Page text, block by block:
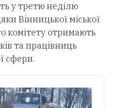
у третю неділю
Вінницької міської
комітету отримають
та працівниць
сфери.